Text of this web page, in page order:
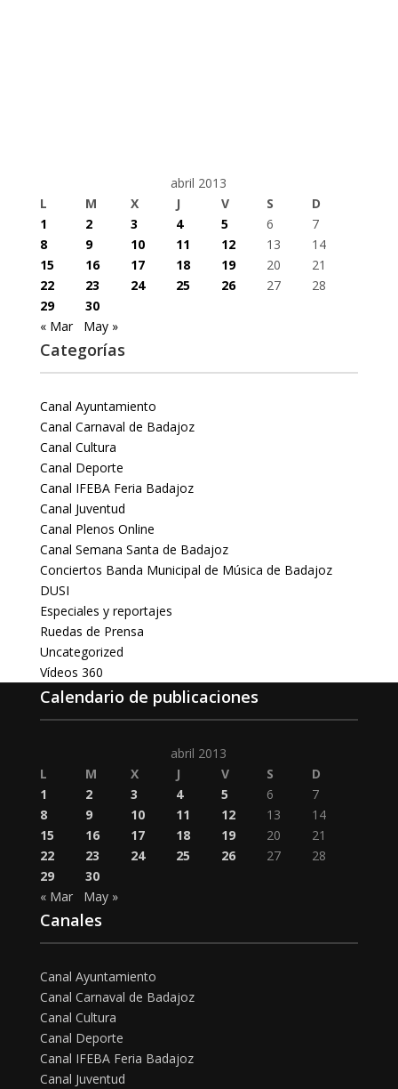
abril 2013
L
M X J V S
D
1
2 3 4 5 6
7
8
9 10 11 12 13
14
15
16 17 18 19 20
21
22
23 24 25 26 27
28
29
30
« Mar
May »
Categorías
Canal Ayuntamiento
Canal Carnaval de Badajoz
Canal Cultura
Canal Deporte
Canal IFEBA Feria Badajoz
Canal Juventud
Canal Plenos Online
Canal Semana Santa de Badajoz
Conciertos Banda Municipal de Música de Badajoz
DUSI
Especiales y reportajes
Ruedas de Prensa
Uncategorized
Vídeos 360
Calendario de publicaciones
abril 2013
L
M X J V S
D
1
2 3 4 5 6
7
8
9 10 11 12 13
14
15
16 17 18 19 20
21
22
23 24 25 26 27
28
29
30
« Mar
May »
Canales
Canal Ayuntamiento
Canal Carnaval de Badajoz
Canal Cultura
Canal Deporte
Canal IFEBA Feria Badajoz
Canal Juventud